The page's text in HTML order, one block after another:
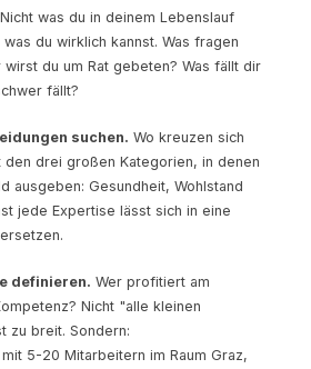
was du in deinem Lebenslauf
du wirklich kannst. Was fragen
du um Rat gebeten? Was fällt dir
fällt?
suchen. Wo kreuzen sich
den drei großen Kategorien, in denen
ausgeben: Gesundheit, Wohlstand
jede Expertise lässt sich in eine
definieren. Wer profitiert am
Nicht "alle kleinen
zu breit. Sondern:
5-20 Mitarbeitern im Raum Graz,